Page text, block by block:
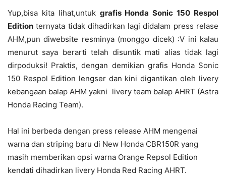
Yup,bisa kita lihat,untuk grafis Honda Sonic 150 Respol
Edition ternyata tidak dihadirkan lagi didalam press relase
AHM,pun diwebsite resminya (monggo dicek) :V ini kalau
menurut saya berarti telah disuntik mati alias tidak lagi
dirpoduksi! Praktis, dengan demikian grafis Honda Sonic
150 Respol Edition lengser dan kini digantikan oleh livery
kebangaan balap AHM yakni livery team balap AHRT (Astra
Honda Racing Team).
Hal ini berbeda dengan press release AHM mengenai
warna dan striping baru di New Honda CBR150R yang
masih memberikan opsi warna Orange Repsol Edition
kendati dihadirkan livery Honda Red Racing AHRT.